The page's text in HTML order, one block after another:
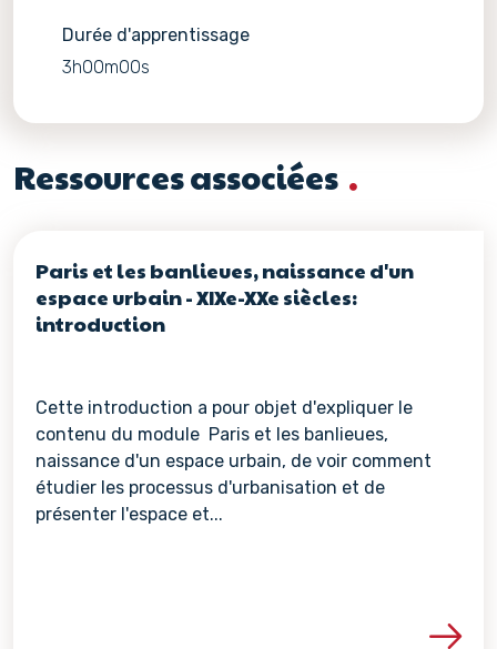
Durée d'apprentissage
3h00m00s
Ressources associées
Paris et les banlieues, naissance d'un
espace urbain - XIXe-XXe siècles:
introduction
Cette introduction a pour objet d'expliquer le
contenu du module Paris et les banlieues,
naissance d'un espace urbain, de voir comment
étudier les processus d'urbanisation et de
présenter l'espace et...